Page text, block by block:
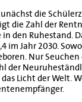
die
die Zahl der
den Ruhestand.
im Jahr 2030.
Nur
der
Licht der Welt.